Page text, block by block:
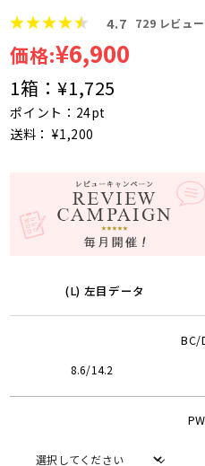
4.7 729 レビュー
価格:¥6,900
1箱：¥1,725
ポイント：24pt
送料： ¥1,200
(L) 左目データ
BC/
8.6/14.2